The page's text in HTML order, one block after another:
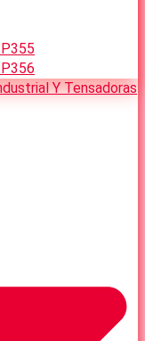
Y Tensadoras